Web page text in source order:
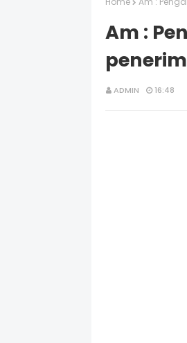
Am :
ADMIN 16:48